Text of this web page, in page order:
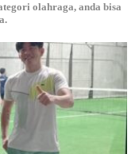
olahraga, anda bisa